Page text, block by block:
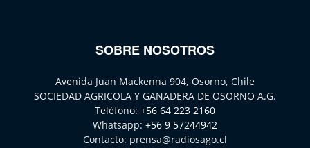
SOBRE NOSOTROS
Avenida Juan Mackenna 904, Osorno, Chile
SOCIEDAD AGRICOLA Y GANADERA DE OSORNO A.G.
Teléfono: +56 64 223 2160
Whatsapp: +56 9 57244942
Contacto: prensa@radiosago.cl